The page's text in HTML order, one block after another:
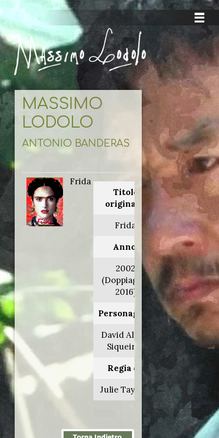
MASSIMO
LODOLO
ANTONIO BANDERAS
Frida
Titolo
originale:
Frida
Anno:
2002
(Doppiaggio
2016)
Personaggio:
David Alfaro
Siqueiros
Regia di:
Julie Taymor